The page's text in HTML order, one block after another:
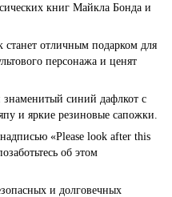
книг Майкла Бонда и
отличным подарком для
персонажа и ценят
синий дафлкот с
и яркие резиновые сапожки.
«Please look after this
об этом
и долговечных